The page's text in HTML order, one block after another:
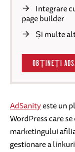
Integrare
page builder
Și multe
OBȚINEȚI
AdSanityeste un
WordPress care
marketingului
gestionare a